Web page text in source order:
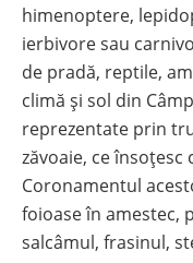
himenoptere,
ierbivore sau
de pradă, reptile,
climă și sol din
reprezentate prin
zăvoaie, ce
Coronamentul
foioase în amestec,
salcâmul, frasinul,